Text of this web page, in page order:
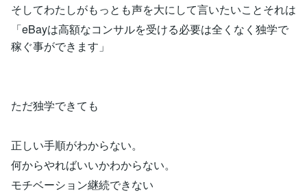
そしてわたしがもっとも声を大にして言いたいことそれは
「eBayは高額なコンサルを受ける必要は全くなく独学で
稼ぐ事ができます」
ただ独学できても
正しい手順がわからない。
何からやればいいかわからない。
モチベーション継続できない